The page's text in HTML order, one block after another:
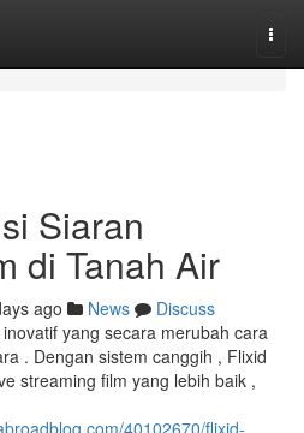
Siaran
di Tanah Air
ago News
Discuss
yang secara merubah cara
. Dengan sistem canggih , Flixid
streaming film yang lebih baik ,
40102670/flixid-